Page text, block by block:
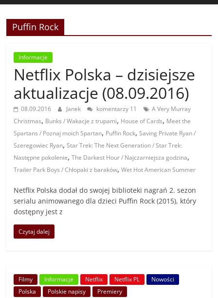
Puffin Rock
Informacje
Netflix Polska – dzisiejsze
aktualizacje (08.09.2016)
08.09.2016 Janek komentarzy 11
A Very Murray
Christmas, Bunks / Wakacje z trupami, House of Cards, Meet the
Spartans / Poznaj moich Spartan, Puffin Rock,Saving Private Ryan /
Szeregowiec Ryan,Star Trek: The Next Generation / Star Trek:
Następne pokolenie,The Darkest Hour / Najczarniejsza godzina,
Trailer Park Boys / Chłopaki z baraków,Wet Hot American Summer
Netflix Polska dodał do swojej biblioteki nagrań 2. sezon
serialu animowanego dla dzieci Puffin Rock (2015), który
dostępny jest z
Czytaj dalej
Filmy Informacje Netflix Netflix PL
Nowości
Polska
Polskie napisy Premiery